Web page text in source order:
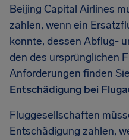
Beijing Capital Airlines
zahlen, wenn ein
konnte, dessen Abflug-
den des ursprünglichen
Anforderungen finden
Entschädigung bei
Fluggesellschaften
Entschädigung zahlen,